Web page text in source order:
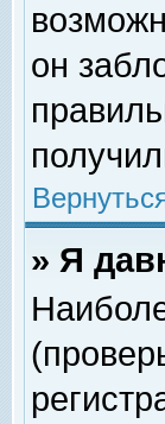
он
» Я